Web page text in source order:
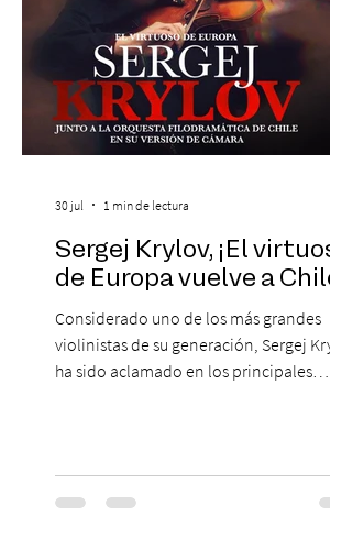
Sergej Krylov, ¡El virtuoso
de Europa vuelve a Chile!
Considerado uno de los más grandes
violinistas de su generación, Sergej Krylov
ha sido aclamado en los principales
escenario del Teatro CA660 para
protagonizar una velada extraordinaria
30 jul 1 min de lectura